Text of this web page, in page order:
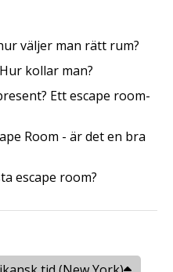
väljer man rätt rum?
kollar man?
Ett escape room-
Room - är det en bra
escape room?